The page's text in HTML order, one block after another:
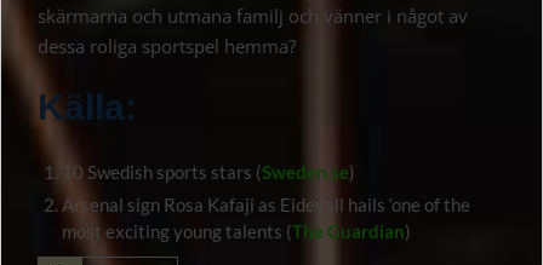
skärmarna och utmana familj och vänner i något av
dessa roliga sportspel hemma?
Källa:
10 Swedish sports stars (Sweden.se)
Arsenal sign Rosa Kafaji as Eidevall hails ‘one of the
most exciting young talents (The Guardian)